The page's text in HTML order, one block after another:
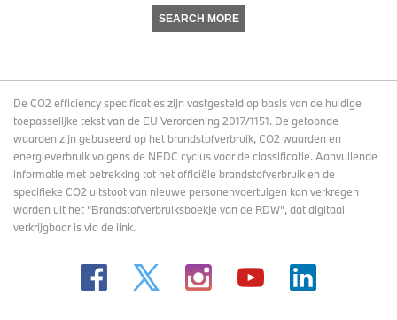
SEARCH MORE
De CO2 efficiency specificaties zijn vastgesteld op basis van de huidige
toepasselijke tekst van de EU Verordening 2017/1151. De getoonde
waarden zijn gebaseerd op het brandstofverbruik, CO2 waarden en
energieverbruik volgens de NEDC cyclus voor de classificatie. Aanvullende
informatie met betrekking tot het officiële brandstofverbruik en de
specifieke CO2 uitstoot van nieuwe personenvoertuigen kan verkregen
worden uit het “Brandstofverbruiksboekje van de RDW”, dat digitaal
verkrijgbaaris via de link.